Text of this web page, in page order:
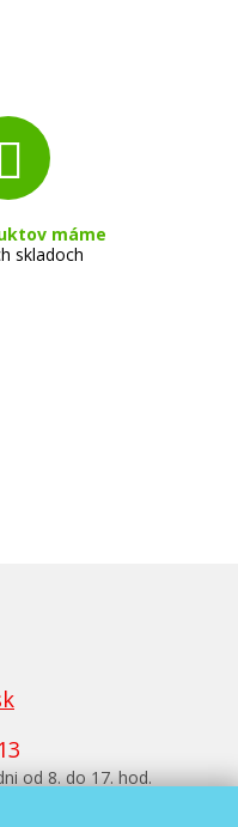
máme
skladoch
od 8. do 17. hod.